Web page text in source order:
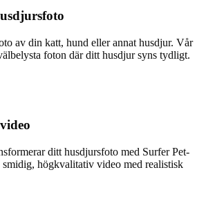
av din katt, hund eller annat husdjur. Vår
foton där ditt husdjur syns tydligt.
ditt husdjursfoto med Surfer Pet-
smidig, högkvalitativ video med realistisk